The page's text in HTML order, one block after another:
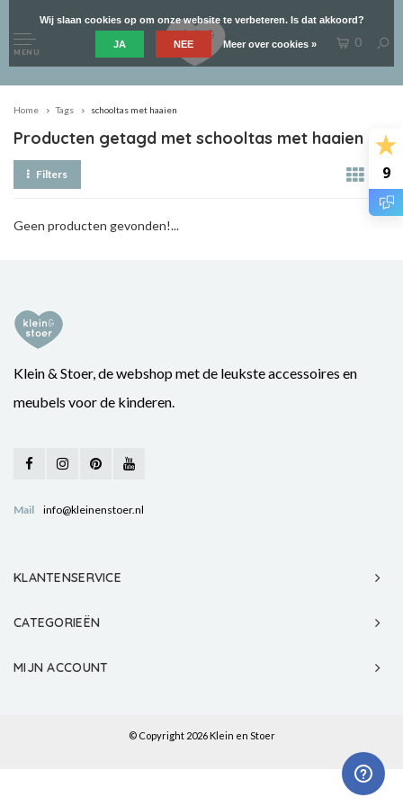
9
MENU
0
Home Tags schooltas met haaien
Producten getagd met schooltas met haaien
Filters
Geen producten gevonden!...
Klein & Stoer, de webshop met de leukste accessoires en
meubels voor de kinderen.
Mail info@kleinenstoer.nl
KLANTENSERVICE
CATEGORIEËN
MIJN ACCOUNT
© Copyright 2026 Klein en Stoer
Wij slaan cookies op om onze website te verbeteren. Is dat akkoord?
JA NEE Meer over cookies »